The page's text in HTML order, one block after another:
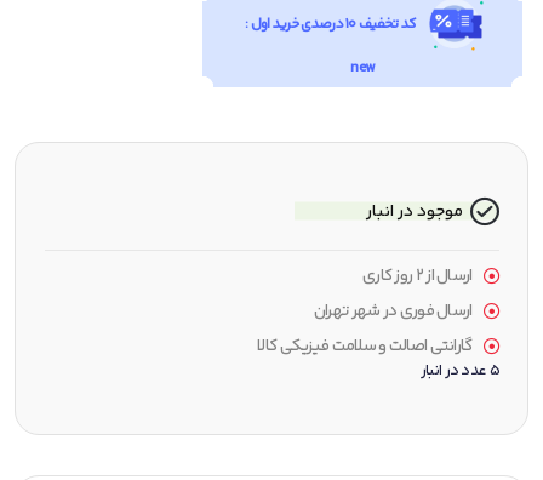
کد تخفیف 10 درصدی خرید اول :
new
موجود در انبار
ارسال از ۲ روز کاری
ارسال فوری در شهر تهران
گارانتی اصالت و سلامت فیزیکی کالا
5 عدد در انبار